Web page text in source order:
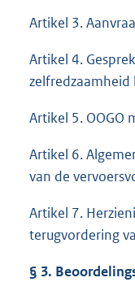
Artikel 3.
Artikel 4.
zelfredzaamheid
Artikel 5. OOGO
Artikel 6.
van de
Artikel 7.
terugvordering
§ 3.